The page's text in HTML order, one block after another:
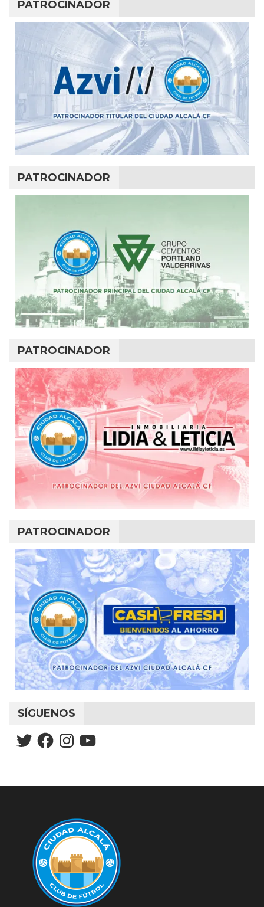
PATROCINADOR
PATROCINADOR
PATROCINADOR
PATROCINADOR
SÍGUENOS
TwitterFacebookInstagramYouTube